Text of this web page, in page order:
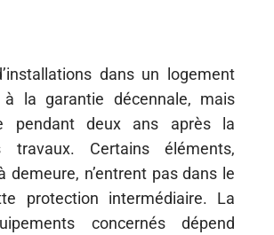
dans un logement
la garantie décennale, mais
pendant deux ans après la
travaux. Certains éléments,
demeure, n’entrent pas dans le
protection intermédiaire. La
concernés dépend